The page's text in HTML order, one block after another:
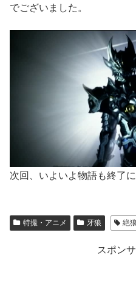
でございました。
次回、いよいよ物語も終了に
特撮・アニメ 牙狼 絶狼
スポン